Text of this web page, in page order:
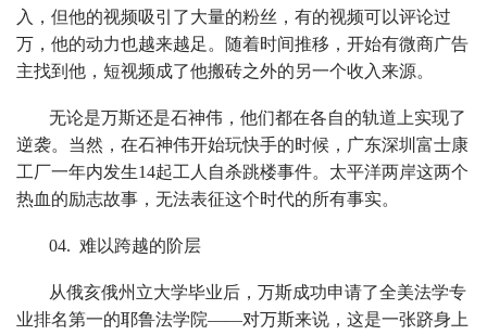
入，但他的视频吸引了大量的粉丝，有的视频可以评论过
万，他的动力也越来越足。随着时间推移，开始有微商广告
主找到他，短视频成了他搬砖之外的另一个收入来源。
无论是万斯还是石神伟，他们都在各自的轨道上实现了
逆袭。当然，在石神伟开始玩快手的时候，广东深圳富士康
工厂一年内发生14起工人自杀跳楼事件。太平洋两岸这两个
热血的励志故事，无法表征这个时代的所有事实。
04. 难以跨越的阶层
从俄亥俄州立大学毕业后，万斯成功申请了全美法学专
业排名第一的耶鲁法学院——对万斯来说，这是一张跻身上